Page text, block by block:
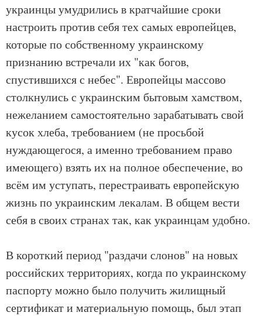
украинцы умудрились в кратчайшие сроки
настроить против себя тех самых европейцев,
которые по собственному украинскому
признанию встречали их "как богов,
спустившихся с небес". Европейцы массово
столкнулись с украинским бытовым хамством,
нежеланием самостоятельно зарабатывать свой
кусок хлеба, требованием (не просьбой
нуждающегося, а именно требованием право
имеющего) взять их на полное обеспечение, во
всём им уступать, перестраивать европейскую
жизнь по украинским лекалам. В общем вести
себя в своих странах так, как украинцам удобно.
В короткий период "раздачи слонов" на новых
российских территориях, когда по украинскому
паспорту можно было получить жилищный
сертификат и материальную помощь, был этап